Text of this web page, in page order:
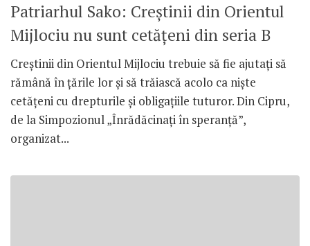
Patriarhul Sako: Creștinii din Orientul
Mijlociu nu sunt cetățeni din seria B
Creștinii din Orientul Mijlociu trebuie să fie ajutați să
rămână în țările lor și să trăiască acolo ca niște
cetățeni cu drepturile și obligațiile tuturor. Din Cipru,
de la Simpozionul „Înrădăcinați în speranță”,
organizat...